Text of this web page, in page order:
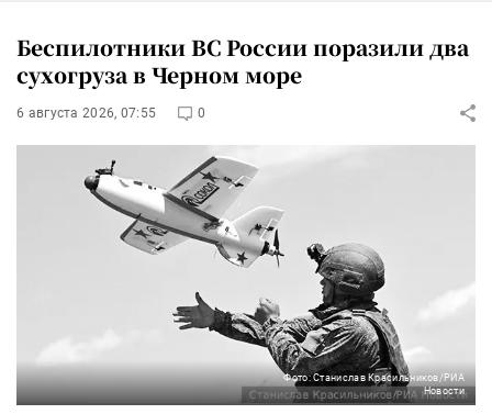
Беспилотники ВС России поразили два
сухогруза в Черном море
6 августа 2026, 07:55 0
Фото: Станислав Красильников/РИА
Новости